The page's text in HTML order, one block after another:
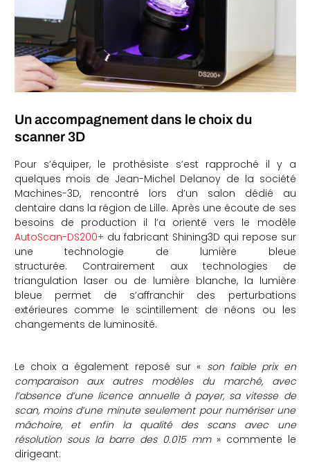
Un accompagnement dans le choix du
scanner 3D
Pour s’équiper, le prothésiste s’est rapproché il y a
quelques mois de Jean-Michel Delanoy de la société
Machines-3D, rencontré lors d’un salon dédié au
dentaire dans la région de Lille. Après une écoute de ses
besoins de production il l’a orienté vers le modèle
AutoScan-DS200+ du fabricant Shining3D qui repose sur
une technologie de lumière bleue
structurée. Contrairement aux technologies de
triangulation laser ou de lumière blanche, la lumière
bleue permet de s’affranchir des perturbations
extérieures comme le scintillement de néons ou les
changements de luminosité.
Le choix a également reposé sur « son faible prix en
comparaison aux autres modèles du marché, avec
l’absence d’une licence annuelle à payer, sa vitesse de
scan, moins d’une minute seulement pour numériser une
mâchoire, et enfin la qualité des scans avec une
résolution sous la barre des 0.015 mm» commente le
dirigeant.